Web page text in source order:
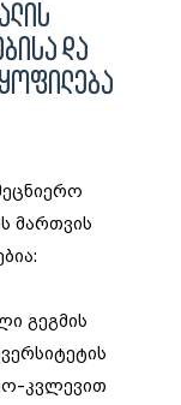
და
მართვის
გეგმის
კვლევით